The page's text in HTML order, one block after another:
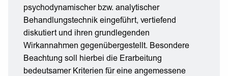
psychodynamischer bzw. analytischer
Behandlungstechnik eingeführt, vertiefend
diskutiert und ihren grundlegenden
Wirkannahmen gegenübergestellt. Besondere
Beachtung soll hierbei die Erarbeitung
bedeutsamer Kriterien für eine angemessene